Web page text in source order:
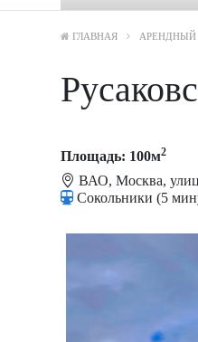
ГЛАВНАЯ АРЕНДНЫЙ
Площадь: 100м2
ВАО, Москва,
Сокольники (5